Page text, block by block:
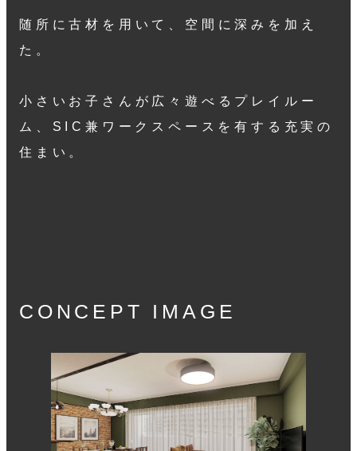
随所に古材を用いて、空間に深みを加え
た。
小さいお子さんが広々遊べるプレイルー
ム、SIC兼ワークスペースを有する充実の
住まい。
CONCEPT IMAGE